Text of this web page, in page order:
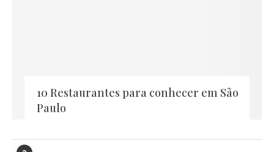
10 Restaurantes para conhecer em São
Paulo